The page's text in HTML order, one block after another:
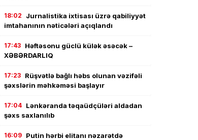
18:02
Jurnalistika ixtisası üzrə qabiliyyət
imtahanının nəticələri açıqlandı
17:43 Həftəsonu güclü külək əsəcək –
XƏBƏRDARLIQ
17:23 Rüşvətlə bağlı həbs olunan vəzifəli
şəxslərin məhkəməsi başlayır
17:04 Lənkəranda təqaüdçüləri aldadan
şəxs saxlanılıb
16:09 Putin hərbi elitanı nəzarətdə